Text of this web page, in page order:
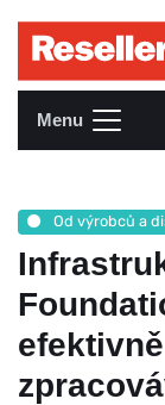
Menu
Od výrobců a